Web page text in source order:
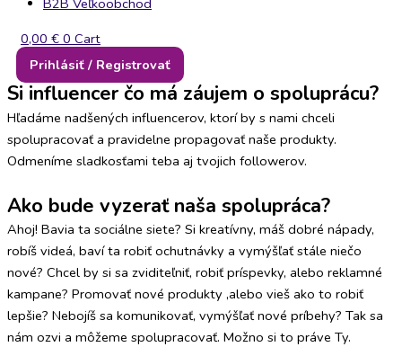
B2B Veľkoobchod
0,00 € 0 Cart
Prihlásiť / Registrovať
Si influencer čo má záujem o spoluprácu?
Hľadáme nadšených influencerov, ktorí by s nami chceli
spolupracovať a pravidelne propagovať naše produkty.
Odmeníme sladkosťami teba aj tvojich followerov.
Ako bude vyzerať naša spolupráca?
Ahoj! Bavia ta sociálne siete? Si kreatívny, máš dobré nápady,
robíš videá, baví ta robiť ochutnávky a vymýšľať stále niečo
nové? Chcel by si sa zviditeľniť, robiť príspevky, alebo reklamné
kampane? Promovať nové produkty ,alebo vieš ako to robiť
lepšie? Nebojíš sa komunikovať, vymýšľať nové príbehy? Tak sa
nám ozvi a môžeme spolupracovať. Možno si to práve Ty.